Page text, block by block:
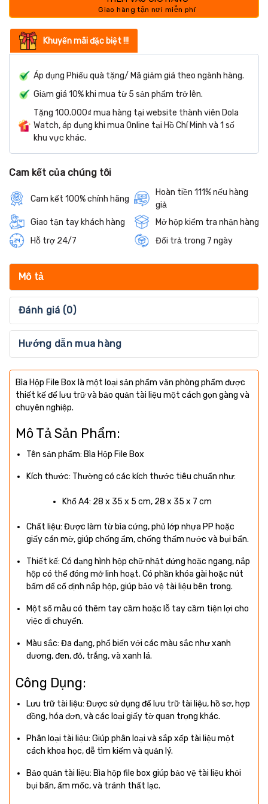
Khuyến mãi đặc biệt !!!
Áp dụng Phiếu quà tặng/ Mã giảm giá theo ngành hàng.
Giảm giá 10% khi mua từ 5 sản phẩm trở lên.
Tặng 100.000₫ mua hàng tại website thành viên Dola
Watch, áp dụng khi mua Online tại Hồ Chí Minh và 1 số
khu vực khác.
Cam kết của chúng tôi
Cam kết 100% chính hãng
Hoàn tiền 111% nếu hàng
giả
Giao tận tay khách hàng
Mở hộp kiểm tra nhận hàng
Hỗ trợ 24/7
Đổi trả trong 7 ngày
Mô tả
Đánh giá (0)
Hướng dẫn mua hàng
Bìa Hộp File Box là một loại sản phẩm văn phòng phẩm được
thiết kế để lưu trữ và bảo quản tài liệu một cách gọn gàng và
chuyên nghiệp.
Mô Tả Sản Phẩm:
Tên sản phẩm: Bìa Hộp File Box
Kích thước: Thường có các kích thước tiêu chuẩn như:
Khổ A4: 28 x 35 x 5 cm, 28 x 35 x 7 cm
Chất liệu: Được làm từ bìa cứng, phủ lớp nhựa PP hoặc
giấy cán mờ, giúp chống ẩm, chống thấm nước và bụi bẩn.
Thiết kế: Có dạng hình hộp chữ nhật đứng hoặc ngang, nắp
hộp có thể đóng mở linh hoạt. Có phần khóa gài hoặc nút
bấm để cố định nắp hộp, giúp bảo vệ tài liệu bên trong.
Một số mẫu có thêm tay cầm hoặc lỗ tay cầm tiện lợi cho
việc di chuyển.
Màu sắc: Đa dạng, phổ biến với các màu sắc như xanh
dương, đen, đỏ, trắng, và xanh lá.
Công Dụng:
Lưu trữ tài liệu: Được sử dụng để lưu trữ tài liệu, hồ sơ, hợp
đồng, hóa đơn, và các loại giấy tờ quan trọng khác.
Phân loại tài liệu: Giúp phân loại và sắp xếp tài liệu một
cách khoa học, dễ tìm kiếm và quản lý.
Bảo quản tài liệu: Bìa hộp file box giúp bảo vệ tài liệu khỏi
bụi bẩn, ẩm mốc, và tránh thất lạc.